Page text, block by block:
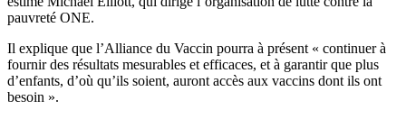
pauvreté ONE.
Il explique que l’Alliance du Vaccin pourra à présent « continuer à
fournir des résultats mesurables et efficaces, et à garantir que plus
d’enfants, d’où qu’ils soient, auront accès aux vaccins dont ils ont
besoin ».